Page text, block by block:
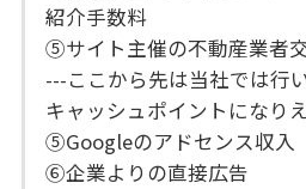
紹介手数料
⑤サイト主催の不動産業者
---ここから先は当社では行
キャッシュポイントになり
⑤Googleのアドセンス収入
⑥企業よりの直接広告